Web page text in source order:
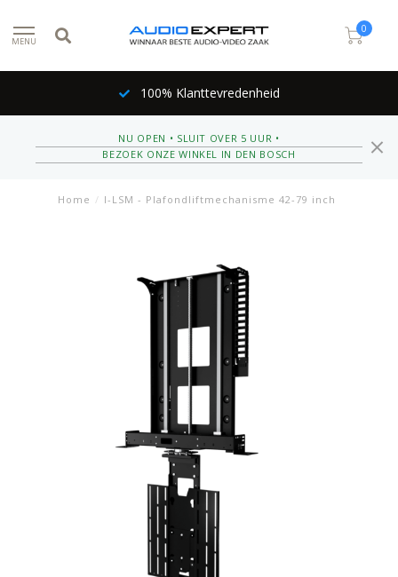
MENU
0
100% Klanttevredenheid
NU OPEN • SLUIT OVER 5 UUR •
BEZOEK ONZE WINKEL IN DEN BOSCH
Home / I-LSM - Plafondliftmechanisme 42-79 inch